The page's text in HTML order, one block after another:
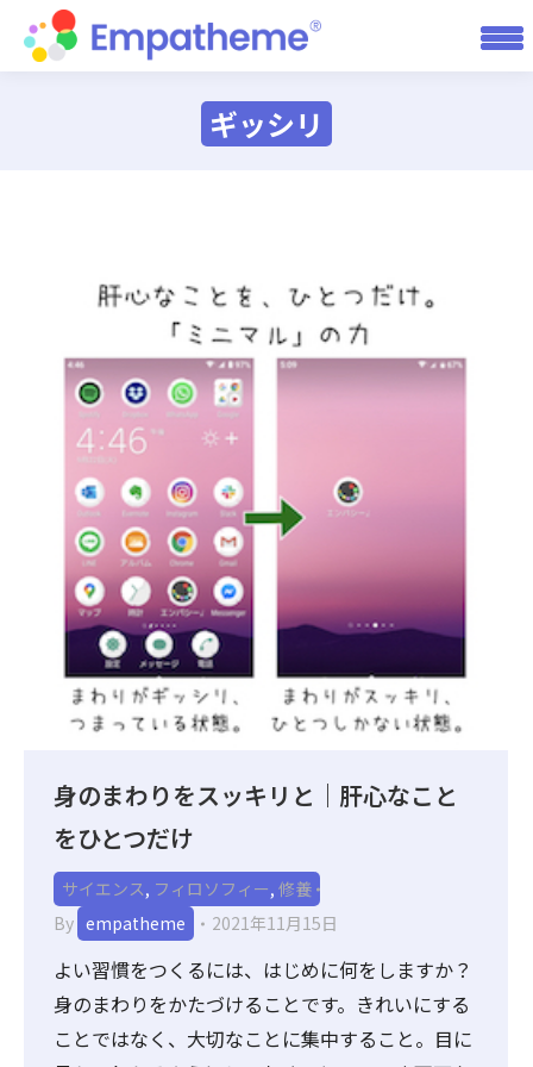
ギッシリ
身のまわりをスッキリと｜肝心なこと
をひとつだけ
サイエンス, フィロソフィー, 修養
By empatheme 2021年11月15日
よい習慣をつくるには、はじめに何をしますか？
身のまわりをかたづけることです。きれいにする
ことではなく、大切なことに集中すること。目に